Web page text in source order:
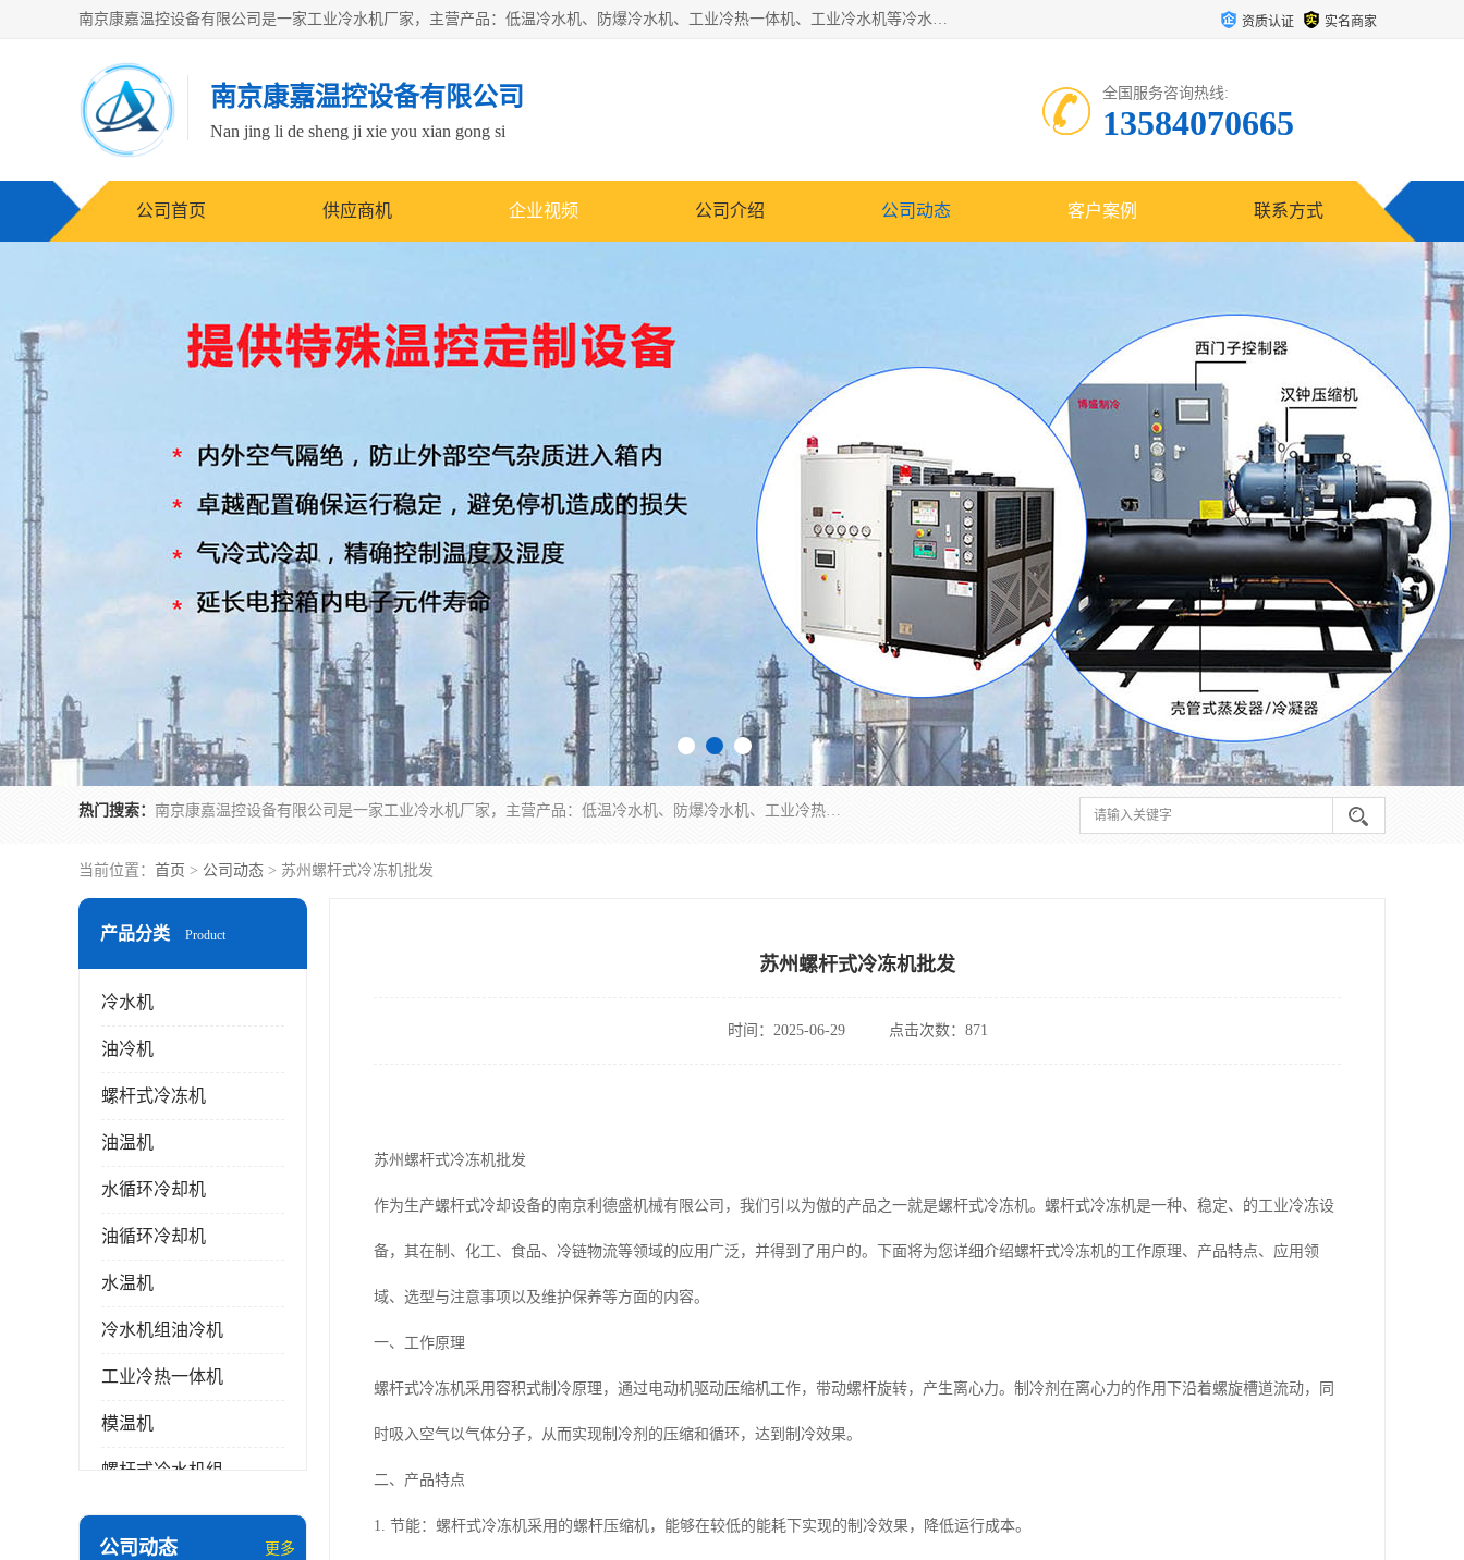
南京康嘉温控设备有限公司是一家工业冷水机厂家，主营产品：低温冷水机、防爆冷水机、工业冷热一体机、工业冷水机等冷水机，公司依托南京工业大学的技术，汇集众多业内技术，不断管理模式，使得我们的产品始终处于国内成员之一水平，在业界享有很高赞誉，是欧洲、北美、中东、东南亚等多个国家和地区。 资质认证 实名商家
南京康嘉温控设备有限公司
Nan jing li de sheng ji xie you xian gong si
全国服务咨询热线:
13584070665
公司首页 供应商机 企业视频 公司介绍 公司动态 客户案例 联系方式
热门搜索： 南京康嘉温控设备有限公司是一家工业冷水机厂家，主营产品：低温冷水机、防爆冷水机、工业冷热一体机、工业冷水机等冷水机，公司依托南京工业大学的技术，汇集众多业内技术，不断管理模式，使得我们的产品始终处于国内成员之一水平，在业界享有很高赞誉，是欧洲、北美、中东、东南亚等多个国家和地区。
当前位置： 首页 > 公司动态 > 苏州螺杆式冷冻机批发
产品分类 Product
冷水机
油冷机
螺杆式冷冻机
油温机
水循环冷却机
油循环冷却机
水温机
冷水机组油冷机
工业冷热一体机
模温机
螺杆式冷水机组
冷水机和冷热一体机
公司动态 更多
苏州螺杆式冷冻机批发
时间：2025-06-29 点击次数：871
苏州螺杆式冷冻机批发
作为生产螺杆式冷却设备的南京利德盛机械有限公司，我们引以为傲的产品之一就是螺杆式冷冻机。螺杆式冷冻机是一种、稳定、的工业冷冻设
备，其在制、化工、食品、冷链物流等领域的应用广泛，并得到了用户的。下面将为您详细介绍螺杆式冷冻机的工作原理、产品特点、应用领
域、选型与注意事项以及维护保养等方面的内容。
一、工作原理
螺杆式冷冻机采用容积式制冷原理，通过电动机驱动压缩机工作，带动螺杆旋转，产生离心力。制冷剂在离心力的作用下沿着螺旋槽道流动，同
时吸入空气以气体分子，从而实现制冷剂的压缩和循环，达到制冷效果。
二、产品特点
1. 节能：螺杆式冷冻机采用的螺杆压缩机，能够在较低的能耗下实现的制冷效果，降低运行成本。